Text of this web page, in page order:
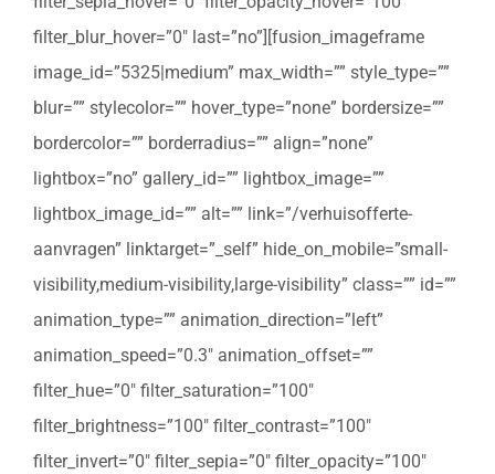
filter_blur_hover=”0″ last=”no”][fusion_imageframe
image_id=”5325|medium” max_width=”” style_type=””
blur=”” stylecolor=”” hover_type=”none” bordersize=””
bordercolor=”” borderradius=”” align=”none”
lightbox=”no” gallery_id=”” lightbox_image=””
lightbox_image_id=”” alt=”” link=”/verhuisofferte-
aanvragen” linktarget=”_self” hide_on_mobile=”small-
visibility,medium-visibility,large-visibility” class=”” id=””
animation_type=”” animation_direction=”left”
animation_speed=”0.3″ animation_offset=””
filter_hue=”0″ filter_saturation=”100″
filter_brightness=”100″ filter_contrast=”100″
filter_invert=”0″ filter_sepia=”0″ filter_opacity=”100″